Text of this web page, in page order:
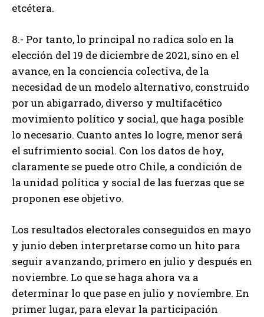
etcétera.
8.- Por tanto, lo principal no radica solo en la
elección del 19 de diciembre de 2021, sino en el
avance, en la conciencia colectiva, de la
necesidad de un modelo alternativo, construido
por un abigarrado, diverso y multifacético
movimiento político y social, que haga posible
lo necesario. Cuanto antes lo logre, menor será
el sufrimiento social. Con los datos de hoy,
claramente se puede otro Chile, a condición de
la unidad política y social de las fuerzas que se
proponen ese objetivo.
Los resultados electorales conseguidos en mayo
y junio deben interpretarse como un hito para
seguir avanzando, primero en julio y después en
noviembre. Lo que se haga ahora va a
determinar lo que pase en julio y noviembre. En
primer lugar, para elevar la participación